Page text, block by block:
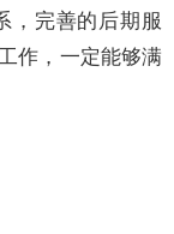
，完善的后期服
作，一定能够满